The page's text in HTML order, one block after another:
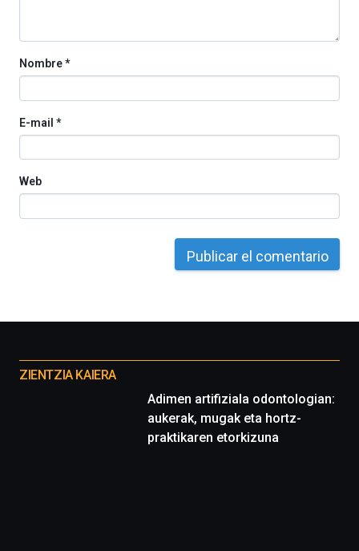
Nombre*
E-mail *
Web
proyectos
ZIENTZIA KAIERA
Adimen artifiziala odontologian:
aukerak, mugak eta hortz-
praktikaren etorkizuna